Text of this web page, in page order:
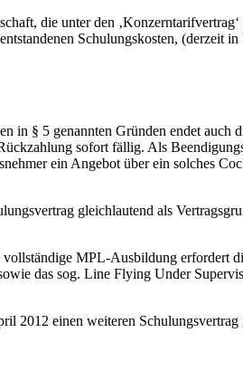
die unter den
Schulungskosten, (derzeit
§ 5 genannten Gründen endet auch
sofort fällig. Als
ein Angebot über ein solches
gleichlautend als
MPL-Ausbildung erfordert
das sog. Line Flying Under
einen weiteren